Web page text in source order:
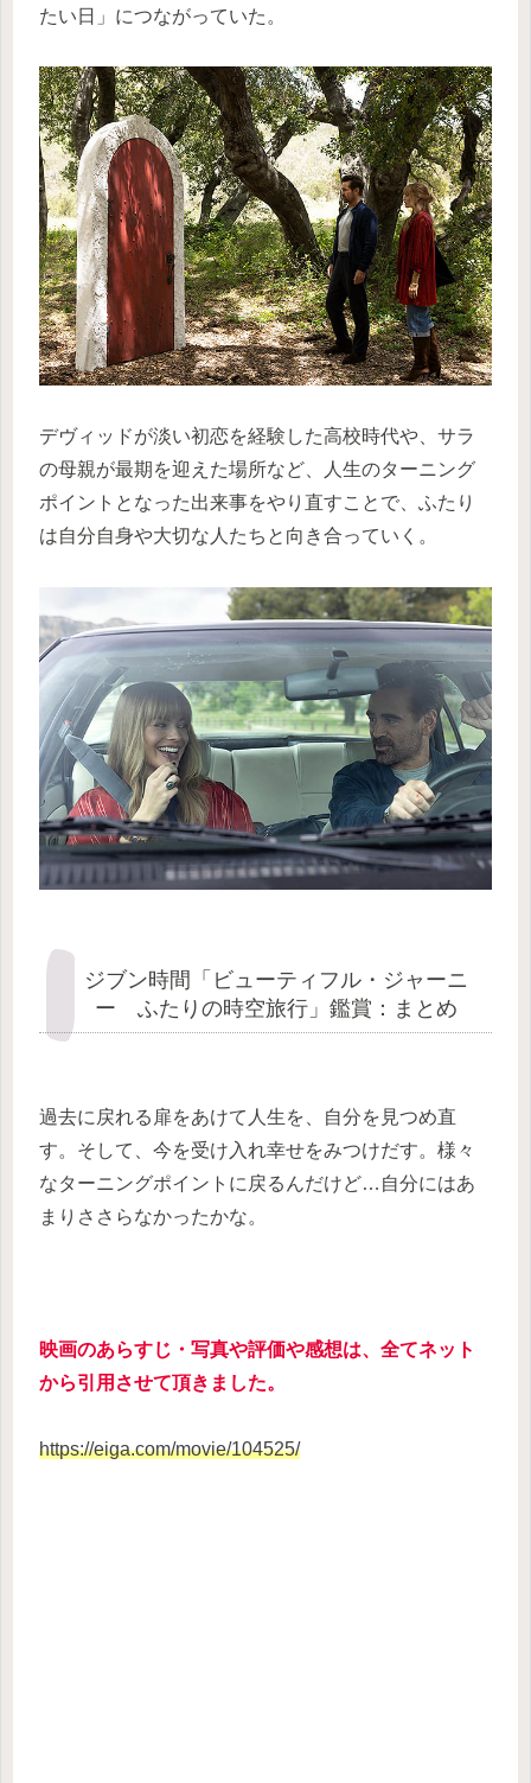
たい日」につながっていた。
デヴィッドが淡い初恋を経験した高校時代や、サラ
の母親が最期を迎えた場所など、人生のターニング
ポイントとなった出来事をやり直すことで、ふたり
は自分自身や大切な人たちと向き合っていく。
ジブン時間「ビューティフル・ジャーニ
ー ふたりの時空旅行」鑑賞：まとめ
過去に戻れる扉をあけて人生を、自分を見つめ直
す。そして、今を受け入れ幸せをみつけだす。様々
なターニングポイントに戻るんだけど…自分にはあ
まりささらなかったかな。
映画のあらすじ・写真や評価や感想は、全てネット
から引用させて頂きました。
https://eiga.com/movie/104525/